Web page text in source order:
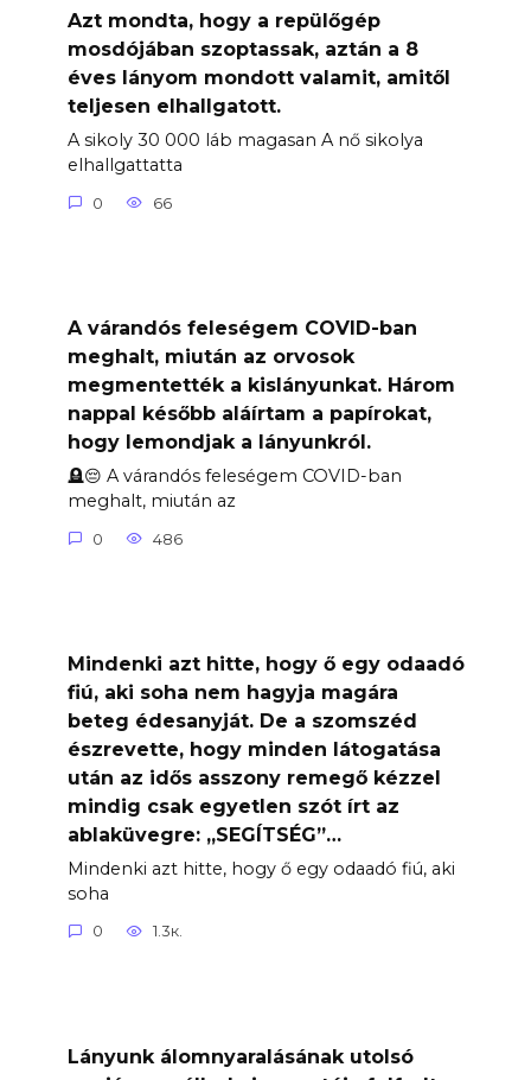
Azt mondta, hogy a repülőgép
mosdójában szoptassak, aztán a 8
éves lányom mondott valamit, amitől
teljesen elhallgatott.
A sikoly 30 000 láb magasan A nő sikolya
elhallgattatta
0 66
A várandós feleségem COVID-ban
meghalt, miután az orvosok
megmentették a kislányunkat. Három
nappal később aláírtam a papírokat,
hogy lemondjak a lányunkról.
🪦😔 A várandós feleségem COVID-ban
meghalt, miután az
0 486
Mindenki azt hitte, hogy ő egy odaadó
fiú, aki soha nem hagyja magára
beteg édesanyját. De a szomszéd
észrevette, hogy minden látogatása
után az idős asszony remegő kézzel
mindig csak egyetlen szót írt az
ablaküvegre: „SEGÍTSÉG”…
Mindenki azt hitte, hogy ő egy odaadó fiú, aki
soha
0 1.3к.
Lányunk álomnyaralásának utolsó